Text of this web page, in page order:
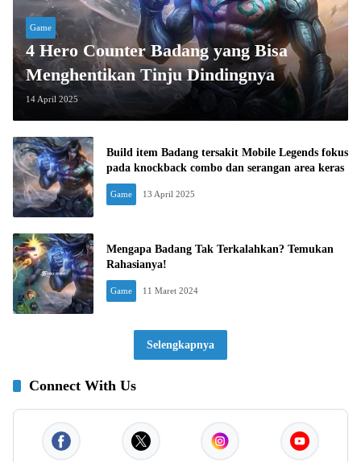
Game
4 Hero Counter Badang yang Bisa
Menghentikan Tinju Dindingnya
14 April 2025
Build item Badang tersakit Mobile Legends fokus
pada knockback combo dan serangan area keras
Game 13 April 2025
Mengapa Badang Tak Terkalahkan? Temukan
Rahasianya!
Game 11 Maret 2024
Selengkapnya
Connect With Us